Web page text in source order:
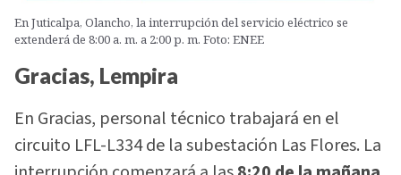
En Juticalpa, Olancho, la interrupción del servicio eléctrico se
extenderá de 8:00 a. m. a 2:00 p. m. Foto: ENEE
Gracias, Lempira
En Gracias, personal técnico trabajará en el
circuito LFL-L334 de la subestación Las Flores. La